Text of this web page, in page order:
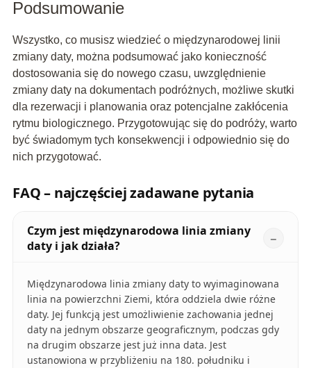
Podsumowanie
Wszystko, co musisz wiedzieć o międzynarodowej linii
zmiany daty, można podsumować jako konieczność
dostosowania się do nowego czasu, uwzględnienie
zmiany daty na dokumentach podróżnych, możliwe skutki
dla rezerwacji i planowania oraz potencjalne zakłócenia
rytmu biologicznego. Przygotowując się do podróży, warto
być świadomym tych konsekwencji i odpowiednio się do
nich przygotować.
FAQ – najczęściej zadawane pytania
Czym jest międzynarodowa linia zmiany
daty i jak działa?
Międzynarodowa linia zmiany daty to wyimaginowana
linia na powierzchni Ziemi, która oddziela dwie różne
daty. Jej funkcją jest umożliwienie zachowania jednej
daty na jednym obszarze geograficznym, podczas gdy
na drugim obszarze jest już inna data. Jest
ustanowiona w przybliżeniu na 180. południku i